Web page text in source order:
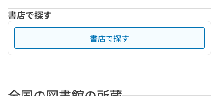
書店で探す
書店で探す